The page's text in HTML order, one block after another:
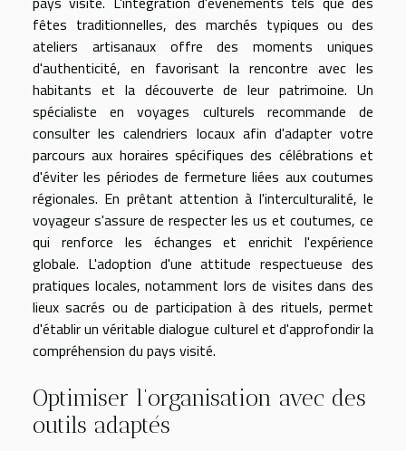
fêtes traditionnelles, des marchés typiques ou des
ateliers artisanaux offre des moments uniques
d'authenticité, en favorisant la rencontre avec les
habitants et la découverte de leur patrimoine. Un
spécialiste en voyages culturels recommande de
consulter les calendriers locaux afin d'adapter votre
parcours aux horaires spécifiques des célébrations et
d'éviter les périodes de fermeture liées aux coutumes
régionales. En prêtant attention à l'interculturalité, le
voyageur s'assure de respecter les us et coutumes, ce
qui renforce les échanges et enrichit l'expérience
globale. L'adoption d'une attitude respectueuse des
pratiques locales, notamment lors de visites dans des
lieux sacrés ou de participation à des rituels, permet
d'établir un véritable dialogue culturel et d'approfondir la
compréhension du pays visité.
Optimiser l’organisation avec des
outils adaptés